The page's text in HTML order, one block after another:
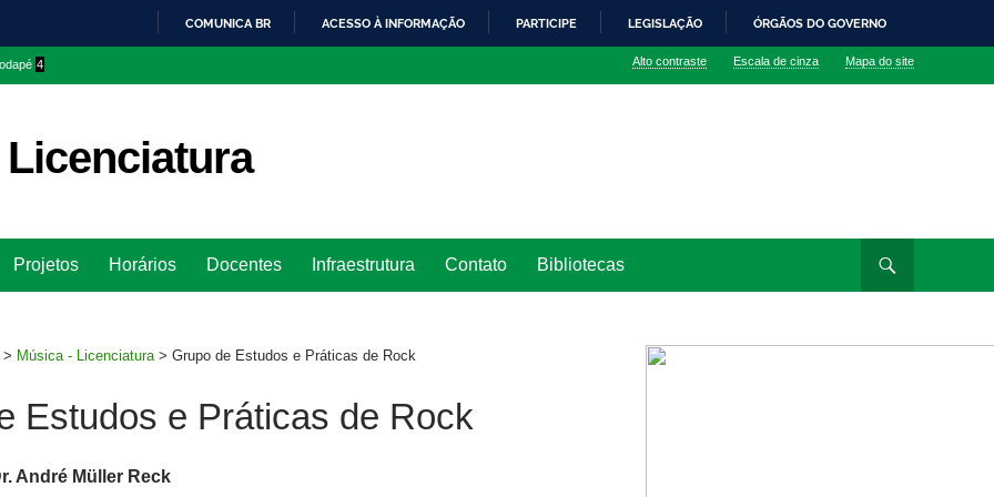
O
COMUNICA BR ACESSO À INFORMAÇÃO PARTICIPE LEGISLAÇÃO ÓRGÃOS DO GOVERNO
4 Alto contraste Escala de cinza Mapa do site
para
Projetos Horários Docentes Infraestrutura Contato Bibliotecas
> Música - Licenciatura > Grupo de Estudos e Práticas de Rock
Estudos e Práticas de Rock
André Müller Reck